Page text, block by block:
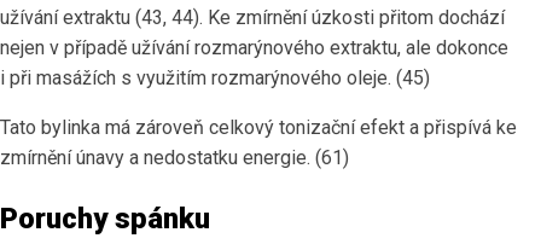
užívání extraktu (43, 44). Ke zmírnění úzkosti přitom dochází
nejen v případě užívání rozmarýnového extraktu, ale dokonce
i při masážích s využitím rozmarýnového oleje. (45)
Tato bylinka má zároveň celkový tonizační efekt a přispívá ke
zmírnění únavy a nedostatku energie. (61)
Poruchy spánku